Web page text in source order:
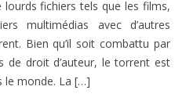
fichiers tels que les films,
multimédias avec d’autres
Bien qu’il soit combattu par
de droit d’auteur, le torrent est
le monde. La […]